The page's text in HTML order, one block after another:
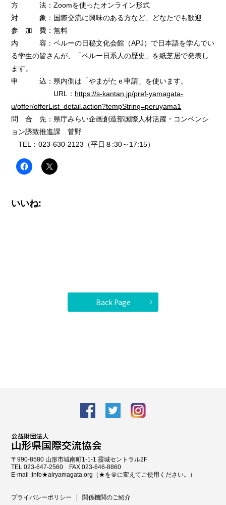
方 法：Zoomを使ったオンライン形式
対 象：国際交流に興味のある方など、どなたでも歓迎
参 加 費：無料
内 容：ペルーの日秘文化会館（APJ）で日本語を学んでい
る学生の皆さんが、「ペルー日系人の歴史」を紙芝居で発表し
ます。
申 込：県内側は「やまがたｅ申請」を使います。
URL： https://s-kantan.jp/pref-yamagata-
u/offer/offerList_detail.action?tempString=peruyama1
問 合 先：県庁みらい企画創造部国際人材活躍・コンベンシ
ョン誘致推進課 菅野
TEL：023‐630‐2123（平日８:30～17:15）
いいね:
Back Page
facebook Twitter
〒990-8580 山形市城南町1-1-1 霞城セントラル2F
TEL 023-647-2560 FAX 023-646-8860
E-mail :info★airyamagata.org（★を＠に変えてご使用ください。）
プライバシーポリシー 関係機関のご紹介